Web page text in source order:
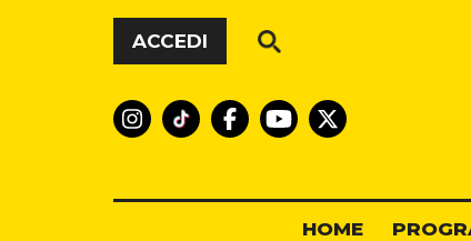
Vai al contenuto
ACCEDI
HOME